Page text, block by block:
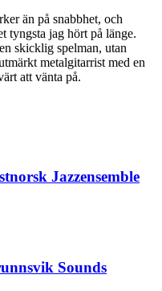
än på snabbhet, och
tyngsta jag hört på länge.
skicklig spelman, utan
metalgitarrist med en
att vänta på.
Jazzensemble
Sounds